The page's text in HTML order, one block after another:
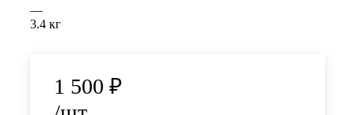
—
3.4 кг
1 500 ₽